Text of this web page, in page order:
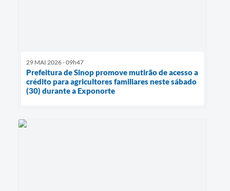
29 MAI 2026 - 09h47
Prefeitura de Sinop promove mutirão de acesso a
crédito para agricultores familiares neste sábado
(30) durante a Exponorte